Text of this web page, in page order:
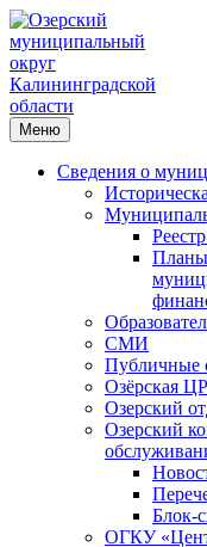
Меню
Сведения о
Планы
СМИ
Публичные
Озёрская
Озерский
Озерский
Блок-
ОГКУ